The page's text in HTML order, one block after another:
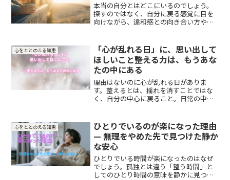
本当の自分とはどこにいるのでしょう。
探すのではなく、自分に戻る感覚に目を
向けながら、違和感との向き合い方や静
心をととのえる知恵
「心が乱れる日」に、思い出して
ほしいこと――整える力は、もうあな
たの中にある
理由はないのに心が乱れる日がありま
す。整えるとは、揺れを消すことではな
く、自分の中心に戻ること。日常の中で
心をととのえる知恵
ひとりでいるのが楽になった理由
— 無理をやめた先で見つけた静か
な安心
ひとりでいる時間が楽になったのはなぜ
でしょう。孤独とは違う「整う時間」と
してのひとり時間の意味を静かに見つめ